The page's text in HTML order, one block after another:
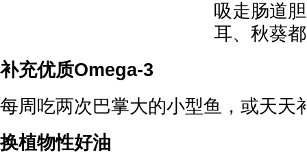
吸走肠道
耳、秋葵
补充优质Omega-3
每周吃两次巴掌大的小型鱼，或天天
换植物性好油